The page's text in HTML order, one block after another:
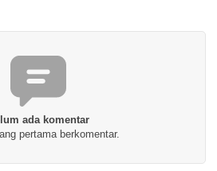
ada komentar
pertama berkomentar.